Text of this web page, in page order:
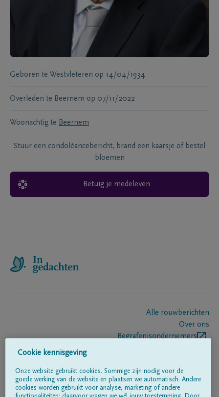
Geboren te Westvleteren op 14/04/1934
Overleden te Beernem op 07/11/2022
Woonachtig te Beernem
Stuur een condoléancebericht, brand een kaarsje of bestel
bloemen
Betuig je medeleven
Alle rouwberichten
Over ons
Begrafenisondernemers
Volg ons op
Cookie kennisgeving
Onze website gebruikt cookies. Sommige zijn nodig voor de
goede werking van de website en plaatsen we automatisch. Andere
cookies worden gebruikt voor analyse, marketing of andere